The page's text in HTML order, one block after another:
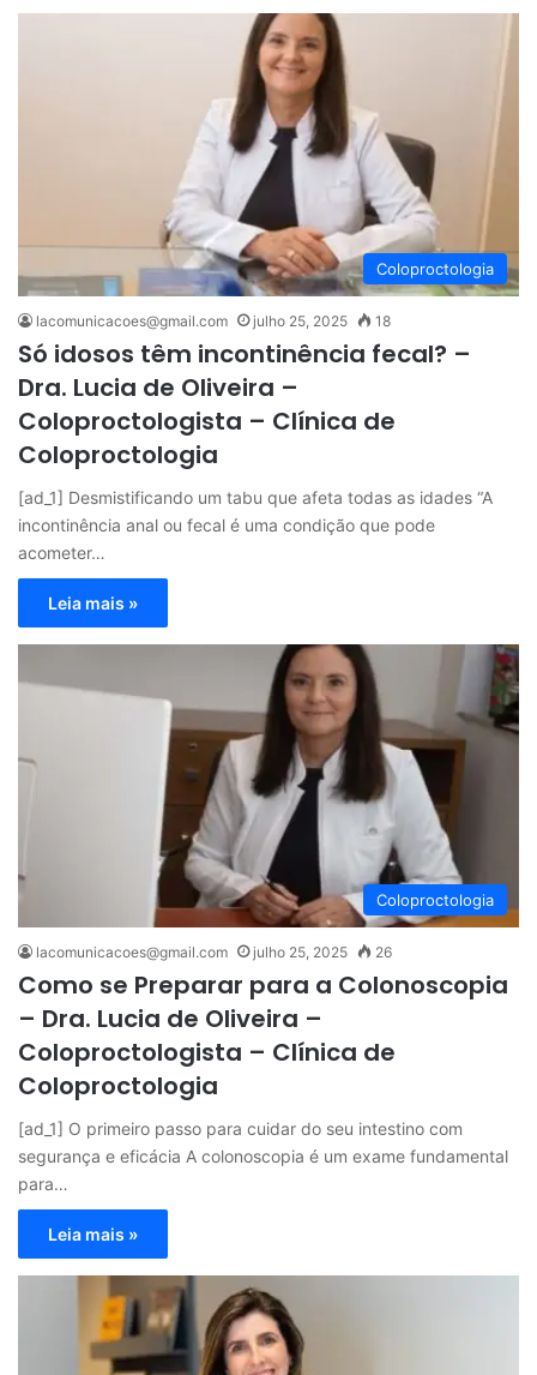
Coloproctologia
lacomunicacoes@gmail.com julho 25, 2025 18
Só idosos têm incontinência fecal? –
Dra. Lucia de Oliveira –
Coloproctologista – Clínica de
Coloproctologia
[ad_1] Desmistificando um tabu que afeta todas as idades “A
incontinência anal ou fecal é uma condição que pode
acometer…
Leia mais »
Coloproctologia
lacomunicacoes@gmail.com julho 25, 2025 26
Como se Preparar para a Colonoscopia
– Dra. Lucia de Oliveira –
Coloproctologista – Clínica de
Coloproctologia
[ad_1] O primeiro passo para cuidar do seu intestino com
segurança e eficácia A colonoscopia é um exame fundamental
para…
Leia mais »